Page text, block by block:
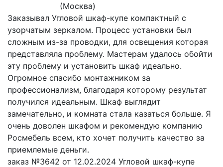
(Москва)
Заказывал Угловой шкаф-купе компактный с
узорчатым зеркалом. Процесс установки был
сложным из-за проводки, для освещения которая
представляла проблему. Мастерам удалось обойти
эту проблему и установить шкаф идеально.
Огромное спасибо монтажником за
профессионализм, благодаря которому результат
получился идеальным. Шкаф выглядит
замечательно, и комната стала казаться больше. Я
очень доволен шкафом и рекомендую компанию
Росмебель всем, кто хочет получить качество за
приемлемые деньги.
заказ №3642 от 12.02.2024 Угловой шкаф-купе